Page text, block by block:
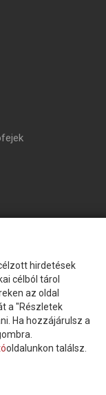
hogy azadatkezelési
elfogadom.
hirdetések
célból tárol
az oldal
a "Részletek
Ha hozzájárulsz a
oldalunkon találsz.